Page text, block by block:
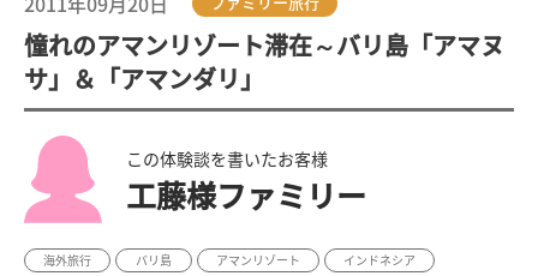
憧れのアマンリゾート滞在～バリ島「アマヌ
サ」＆「アマンダリ」
この体験談を書いたお客様
工藤様ファミリー
海外旅行 バリ島 アマンリゾート
インドネシア